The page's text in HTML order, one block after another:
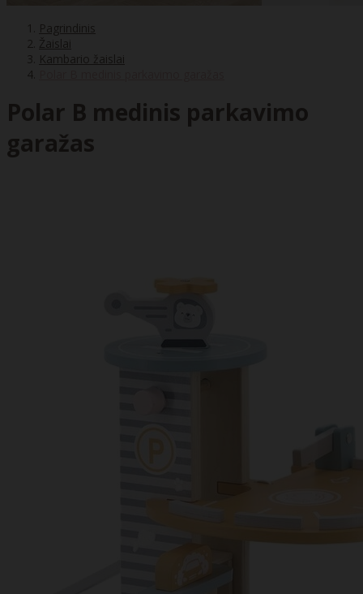
Pagrindinis
Žaislai
Kambario žaislai
Polar B medinis parkavimo
garažas